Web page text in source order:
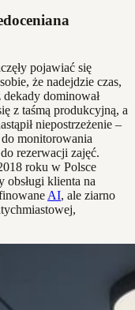
pojawiać się
że nadejdzie czas,
dominował
z taśmą produkcyjną, a
niepostrzeżenie –
monitorowania
rezerwacji zajęć.
roku w Polsce
obsługi klienta na
AI, ale ziarno